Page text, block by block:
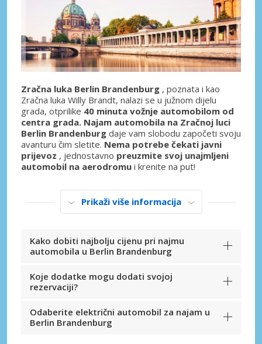
Zračna luka Berlin Brandenburg , poznata i kao
Zračna luka Willy Brandt, nalazi se u južnom dijelu
grada, otprilike 40 minuta vožnje automobilom od
centra grada. Najam automobila na Zračnoj luci
Berlin Brandenburg daje vam slobodu započeti svoju
avanturu čim sletite. Nema potrebe čekati javni
prijevoz , jednostavno preuzmite svoj unajmljeni
automobil na aerodromu i krenite na put!
Prikaži više informacija
Kako dobiti najbolju cijenu pri najmu
automobila u Berlin Brandenburg
Koje dodatke mogu dodati svojoj
rezervaciji?
Odaberite električni automobil za najam u
Berlin Brandenburg